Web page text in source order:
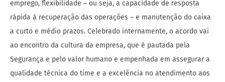
emprego, flexibilidade – ou seja, a capacidade de resposta
rápida à recuperação das operações – e manutenção do caixa
a curto e médio prazos. Celebrado internamente, o acordo vai
ao encontro da cultura da empresa, que é pautada pela
Segurança e pelo valor humano e empenhada em assegurar a
qualidade técnica do time e a excelência no atendimento aos